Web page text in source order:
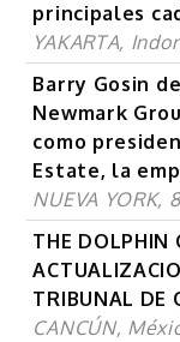
principales
YAKARTA,
Barry Gosin
Newmark
como
Estate, la
NUEVA YORK,
THE DOLPHIN
TRIBUNAL DE
CANCÚN,